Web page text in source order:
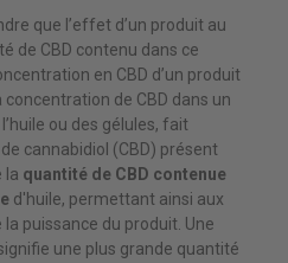
que l’effet d’un produit au
de CBD contenu dans ce
en CBD d’un produit
de CBD dans un
ou des gélules, fait
cannabidiol (CBD) présent
la quantité de CBD contenue
d'huile, permettant ainsi aux
puissance du produit. Une
une plus grande quantité